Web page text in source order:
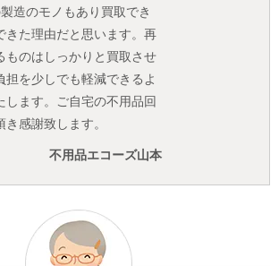
造のモノもあり買取でき
きた理由だと思います。再
ものはしっかりと買取させ
担を少しでも軽減できるよ
します。ご自宅の不用品回
感謝致します。
不用品エコーズ山本